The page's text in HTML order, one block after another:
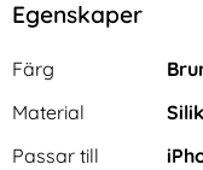
Egenskaper
Egenskaper/attribut
Attribut
Färg
Material
Passar till